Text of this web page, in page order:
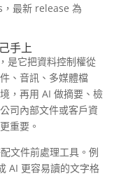
最新 release 為
手上
是它把資料控制權從
、音訊、多媒體檔
，再用 AI 做摘要、檢
司內部文件或客戶資
重要。
文件前處理工具。例
AI 更容易讀的文字格